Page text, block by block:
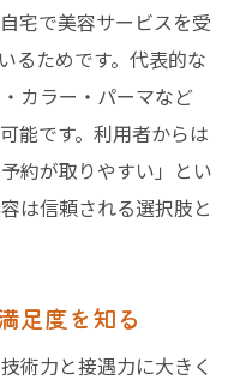
宅で美容サービスを受
るためです。代表的な
カラー・パーマなど
能です。利用者からは
約が取りやすい」とい
は信頼される選択肢と
足度を知る
術力と接遇力に大きく